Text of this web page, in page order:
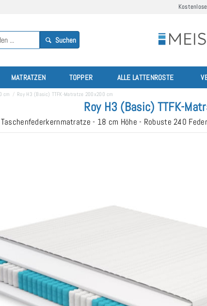
Suchen
MATRATZEN TOPPER ALLE LATTENROSTE
cm Roy H3 (Basic) TTFK-Matratze 200x200 cm
Roy H3 (Basic) TTFK-
- 18 cm Höhe - Robuste 240